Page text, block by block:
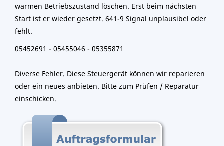
warmen Betriebszustand löschen. Erst beim nächsten
Start ist er wieder gesetzt. 641-9 Signal unplausibel oder
fehlt.
05452691 - 05455046 - 05355871
Diverse Fehler. Diese Steuergerät können wir reparieren
oder ein neues anbieten. Bitte zum Prüfen / Reparatur
einschicken.